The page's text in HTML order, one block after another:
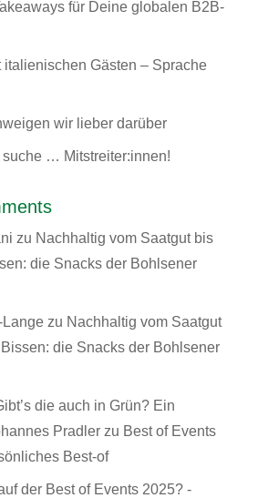
für Deine globalen B2B-
italienischen Gästen – Sprache
wir lieber darüber
suche … Mitstreiter:innen!
zu Nachhaltig vom Saatgut bis
die Snacks der Bohlsener
Langezu Nachhaltig vom Saatgut
die Snacks der Bohlsener
die auch in Grün? Ein
Pradlerzu Best of Events
Best-of
der Best of Events 2025? -